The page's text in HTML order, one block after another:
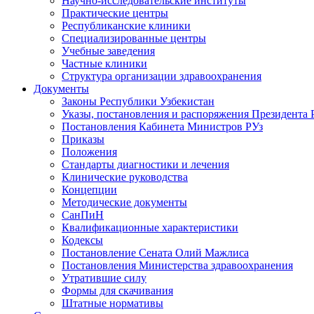
Практические центры
Республиканские клиники
Специализированные центры
Учебные заведения
Частные клиники
Структура организации здравоохранения
Документы
Законы Республики Узбекистан
Указы, постановления и распоряжения Президента
Постановления Кабинета Министров РУз
Приказы
Положения
Стандарты диагностики и лечения
Клинические руководства
Концепции
Методические документы
СанПиН
Квалификационные характеристики
Кодексы
Постановление Сената Олий Мажлиса
Постановления Министерства здравоохранения
Утратившие силу
Формы для скачивания
Штатные нормативы